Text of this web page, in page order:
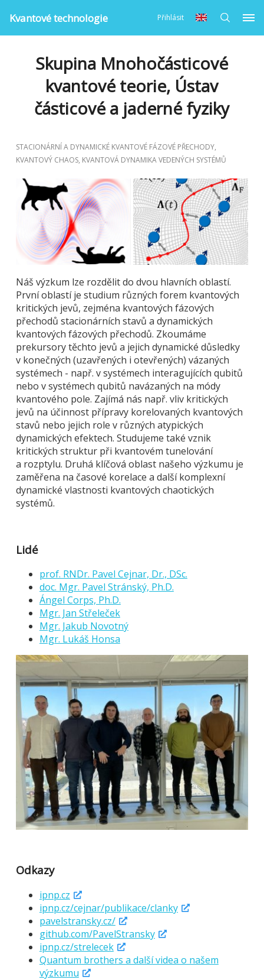
Kvantové technologie Přihlásit
Skupina Mnohočásticové
kvantové teorie, Ústav
částicové a jaderné fyziky
STACIONÁRNÍ A DYNAMICKÉ KVANTOVÉ FÁZOVÉ PŘECHODY,
KVANTOVÝ CHAOS, KVANTOVÁ DYNAMIKA VEDENÝCH SYSTÉMŮ
Náš výzkum lze rozdělit do dvou hlavních oblastí.
První oblastí je studium různých forem kvantových
kritických jevů, zejména kvantových fázových
přechodů stacionárních stavů a dynamických
kvantových fázových přechodů. Zkoumáme
prekursory těchto jevů a jejich dynamické důsledky
v konečných (uzavřených i otevřených) vázaných
systémech - např. v systémech interagujících qubitů
nebo v systémech qubitů navázaných na módy
kvantového pole. Zajímá nás např. vliv kritických
jevů na účinnost přípravy korelovaných kvantových
stavů nebo jejich role v různých atypických
dynamických efektech. Studujeme také vznik
kritických struktur při kvantovém tunelování
a rozptylu. Druhá klíčová oblast našeho výzkumu je
zaměřena na časové korelace a další komplexní
dynamické vlastnosti kvantových chaotických
systémů.
Lidé
prof. RNDr. Pavel Cejnar, Dr., DSc.
doc. Mgr. Pavel Stránský, Ph.D.
Ángel Corps, Ph.D.
Mgr. Jan Střeleček
Mgr. Jakub Novotný
Mgr. Lukáš Honsa
Odkazy
ipnp.cz
ipnp.cz/cejnar/publikace/clanky
pavelstransky.cz/
github.com/PavelStransky
ipnp.cz/strelecek
Quantum brothers a další videa o našem
výzkumu